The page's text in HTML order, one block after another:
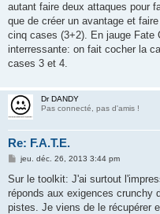
autant faire deux attaques pour
que de créer un avantage et
cinq cases (3+2). En jauge Fate
interressante: on fait cocher la
cases 3 et 4.
Dr DANDY
Pas connecté, pas d'amis !
Re: F.A.T.E.
M
s
a
g
jeu. déc. 26, 2013 3:44 pm
Sur le toolkit: J'ai surtout
réponds aux exigences crunchy
pistes. Je viens de le récupérer